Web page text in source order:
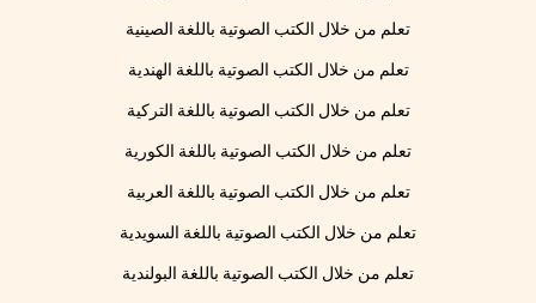
تعلم من خلال الكتب الصوتية باللغة الصينية
تعلم من خلال الكتب الصوتية باللغة الهندية
تعلم من خلال الكتب الصوتية باللغة التركية
تعلم من خلال الكتب الصوتية باللغة الكورية
تعلم من خلال الكتب الصوتية باللغة العربية
تعلم من خلال الكتب الصوتية باللغة السويدية
تعلم من خلال الكتب الصوتية باللغة البولندية